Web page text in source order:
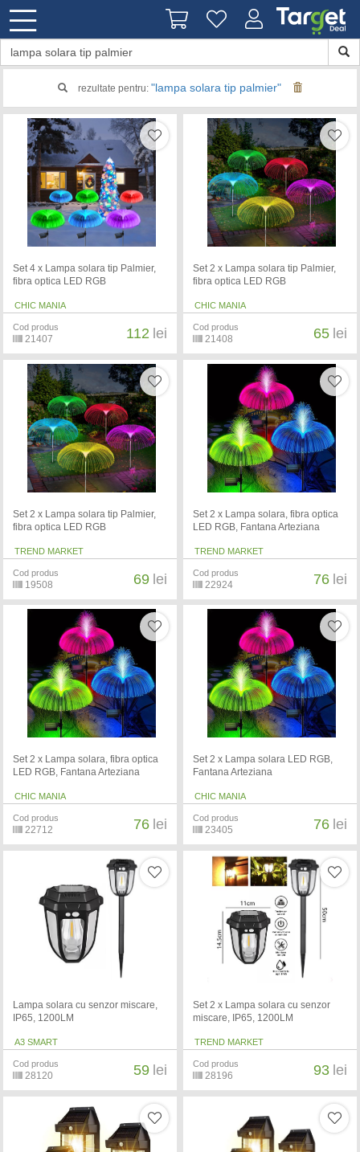
rezultate pentru: "lampa solara tip palmier"
Set 4 x Lampa solara tip Palmier,
fibra optica LED RGB
CHIC MANIA
Cod produs
21407 112 lei
Set 2 x Lampa solara tip Palmier,
fibra optica LED RGB
CHIC MANIA
Cod produs
21408 65 lei
Set 2 x Lampa solara tip Palmier,
fibra optica LED RGB
TREND MARKET
Cod produs
19508 69 lei
Set 2 x Lampa solara, fibra optica
LED RGB, Fantana Arteziana
TREND MARKET
Cod produs
22924 76 lei
Set 2 x Lampa solara, fibra optica
LED RGB, Fantana Arteziana
CHIC MANIA
Cod produs
22712 76 lei
Set 2 x Lampa solara LED RGB,
Fantana Arteziana
CHIC MANIA
Cod produs
23405 76 lei
Lampa solara cu senzor miscare,
IP65, 1200LM
A3 SMART
Cod produs
28120 59 lei
Set 2 x Lampa solara cu senzor
miscare, IP65, 1200LM
TREND MARKET
Cod produs
28196 93 lei